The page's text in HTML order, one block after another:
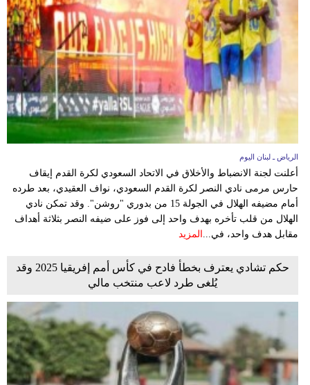
سياحة
وسفر
ديكور
أخبار
إعلام
مرأة
أزياء
علوم
بيئة
مدوَّنات
أبراج
الرياض ـ لبنان اليوم
أعلنت لجنة الانضباط والأخلاق في الاتحاد السعودي لكرة القدم إيقاف
حارس مرمى نادي النصر لكرة القدم السعودي، نواف العقيدي، بعد طرده
أمام مضيفه الهلال في الجولة 15 من بدوري "روشن". وقد تمكن نادي
الهلال من قلب تأخره بهدف واحد إلى فوز على ضيفه النصر بثلاثة أهداف
مقابل هدف واحد، في... المزيد
حكم تشادي يعترف بخطأ فادح في كأس أمم إفريقيا 2025 وقد
يُلغى طرد لاعب منتخب مالي